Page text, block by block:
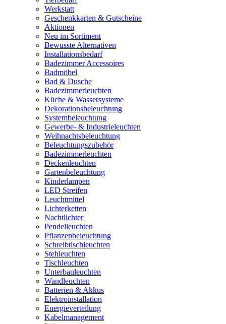
Werkstatt
Geschenkkarten & Gutscheine
Aktionen
Neu im Sortiment
Bewusste Alternativen
Installationsbedarf
Badezimmer Accessoires
Badmöbel
Bad & Dusche
Badezimmerleuchten
Küche & Wassersysteme
Dekorationsbeleuchtung
Systembeleuchtung
Gewerbe- & Industrieleuchten
Weihnachtsbeleuchtung
Beleuchtungszubehör
Badezimmerleuchten
Deckenleuchten
Gartenbeleuchtung
Kinderlampen
LED Streifen
Leuchtmittel
Lichterketten
Nachtlichter
Pendelleuchten
Pflanzenbeleuchtung
Schreibtischleuchten
Stehleuchten
Tischleuchten
Unterbauleuchten
Wandleuchten
Batterien & Akkus
Elektroinstallation
Energieverteilung
Kabelmanagement